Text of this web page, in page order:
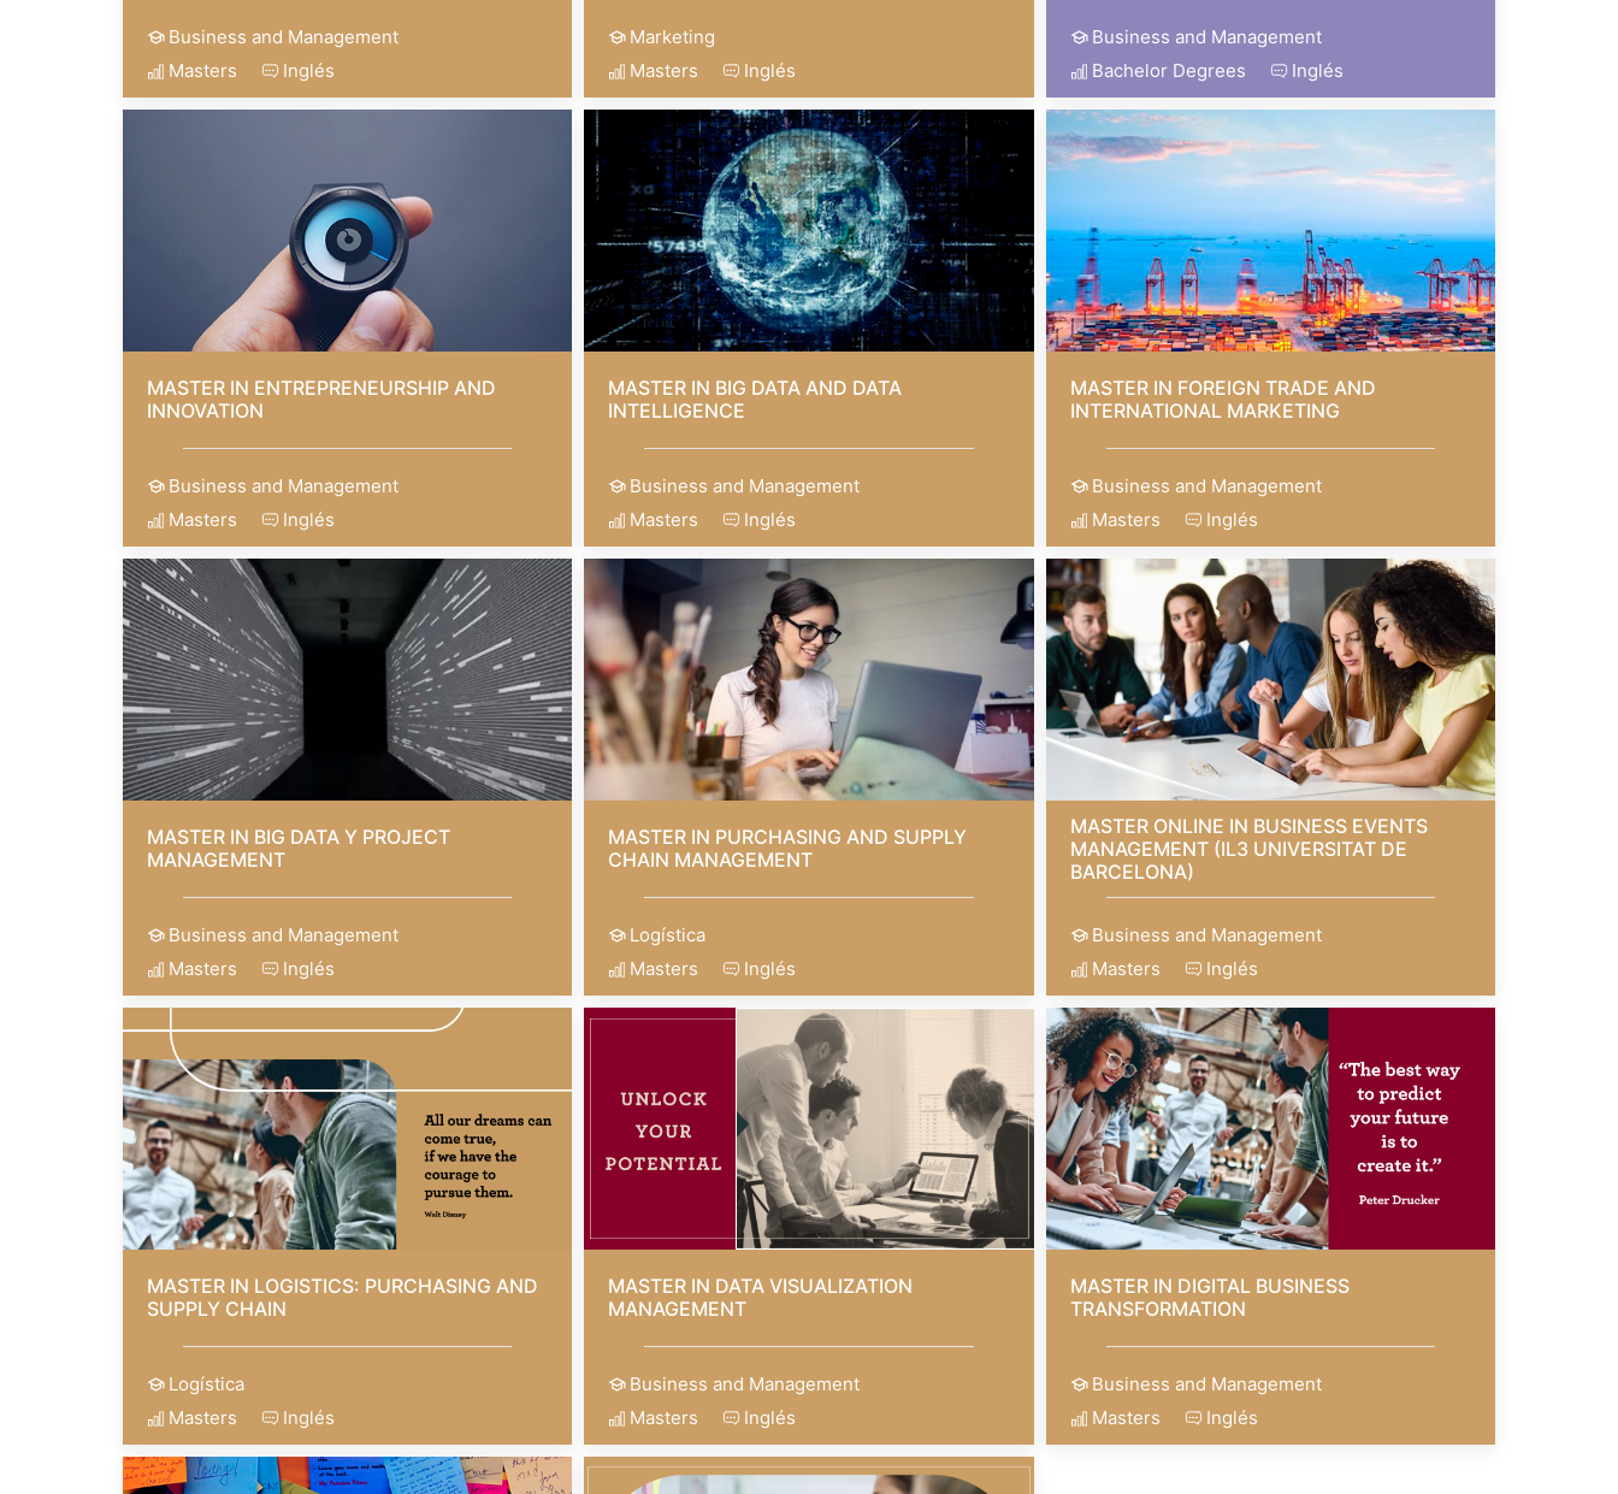
Business and Management
Masters
Inglés
Marketing
Masters
Inglés
Business and Management
Bachelor Degrees
Inglés
MASTER IN ENTREPRENEURSHIP AND
INNOVATION
Business and Management
Masters
Inglés
MASTER IN BIG DATA AND DATA
INTELLIGENCE
Business and Management
Masters
Inglés
MASTER IN FOREIGN TRADE AND
INTERNATIONAL MARKETING
Business and Management
Masters
Inglés
MASTER IN BIG DATA Y PROJECT
MANAGEMENT
Business and Management
Masters
Inglés
MASTER IN PURCHASING AND SUPPLY
CHAIN MANAGEMENT
Logística
Masters
Inglés
MASTER ONLINE IN BUSINESS EVENTS
MANAGEMENT (IL3 UNIVERSITAT DE
BARCELONA)
Business and Management
Masters
Inglés
MASTER IN LOGISTICS: PURCHASING AND
SUPPLY CHAIN
Logística
Masters
Inglés
MASTER IN DATA VISUALIZATION
MANAGEMENT
Business and Management
Masters
Inglés
MASTER IN DIGITAL BUSINESS
TRANSFORMATION
Business and Management
Masters
Inglés